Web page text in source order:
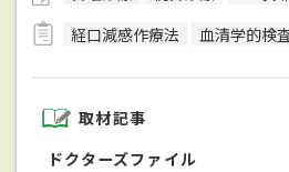
経口減感作療法
血清学的検
取材記事
ドクターズファイル